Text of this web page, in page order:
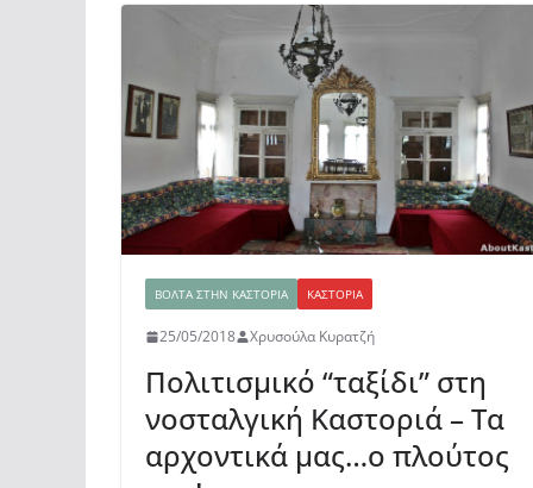
k
p
p
τε
ίτ
ε
ΒΌΛΤΑ ΣΤΗΝ ΚΑΣΤΟΡΙΆ ΚΑΣΤΟΡΙΆ
25/05/2018 Χρυσούλα Κυρατζή
Πολιτισμικό “ταξίδι” στη
νοσταλγική Καστοριά – Τα
αρχοντικά μας…ο πλούτος